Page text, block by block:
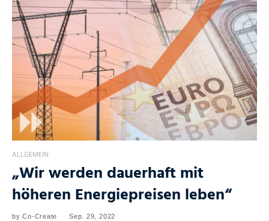
ALLGEMEIN
„Wir werden dauerhaft mit
höheren Energiepreisen leben“
byCo-Create Sep. 29, 2022